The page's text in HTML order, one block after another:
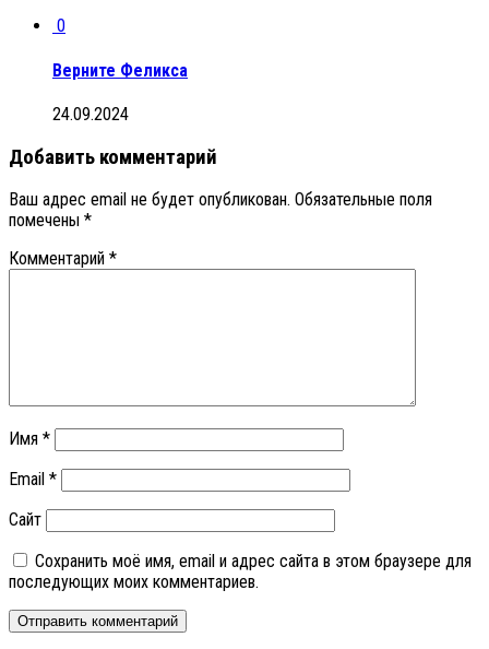
0
Верните Феликса
24.09.2024
Добавить комментарий
Ваш адрес email не будет опубликован. Обязательные поля
помечены *
Комментарий *
Имя *
Email *
Сайт
Сохранить моё имя, email и адрес сайта в этом браузере для
последующих моих комментариев.